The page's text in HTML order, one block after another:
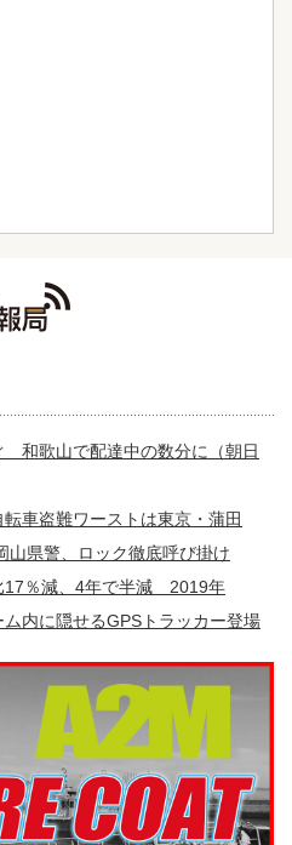
和歌山で配達中の数分に（朝日
車盗難ワーストは東京・蒲田
県警、ロック徹底呼び掛け
17％減、4年で半減 2019年
内に隠せるGPSトラッカー登場